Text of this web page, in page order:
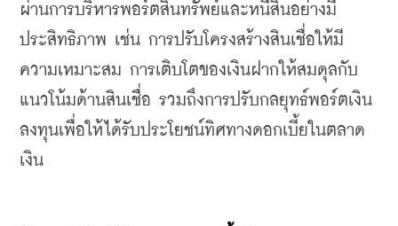
ผ่านการบริหารพอร์ตสินทรัพย์และหนี้สินอย่างมี
ประสิทธิภาพ เช่น การปรับโครงสร้างสินเชื่อให้มี
ความเหมาะสม การเติบโตของเงินฝากให้สมดุลกับ
แนวโน้มด้านสินเชื่อ รวมถึงการปรับกลยุทธ์พอร์ตเงิน
ลงทุนเพื่อให้ได้รับประโยชน์ทิศทางดอกเบี้ยในตลาด
เงิน